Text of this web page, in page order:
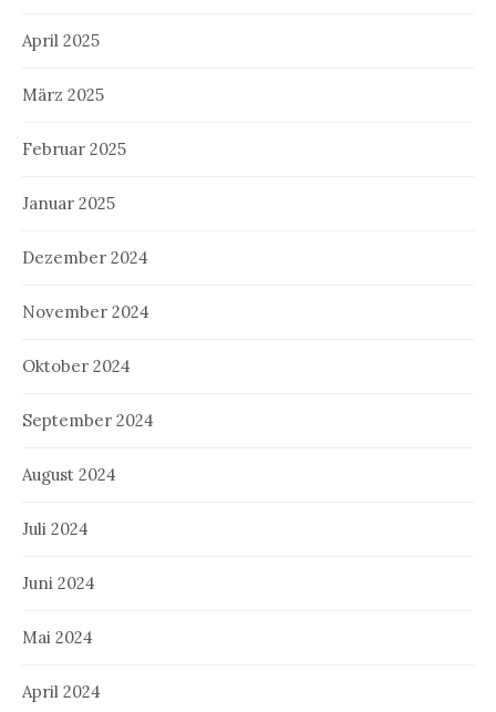
April 2025
März 2025
Februar 2025
Januar 2025
Dezember 2024
November 2024
Oktober 2024
September 2024
August 2024
Juli 2024
Juni 2024
Mai 2024
April 2024